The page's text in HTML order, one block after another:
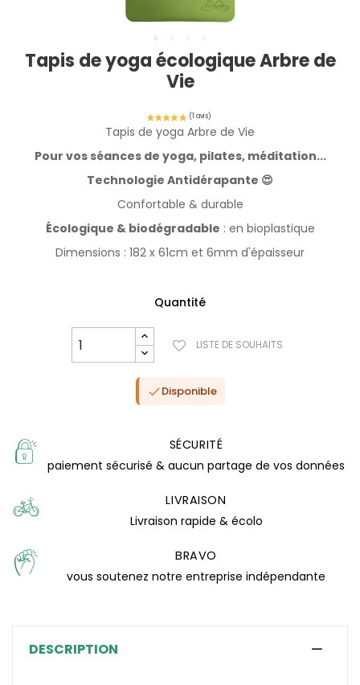
Tapis de yoga écologique Arbre de
Vie
Tapis de yoga Arbre de Vie
Pour vos séances de yoga, pilates, méditation...
Technologie Antidérapante 😍
Confortable & durable
Écologique & biodégradable : en bioplastique
Dimensions : 182 x 61cm et 6mm d'épaisseur
Quantité
LISTE DE SOUHAITS
Disponible
SÉCURITÉ
paiement sécurisé & aucun partage de vos données
LIVRAISON
Livraison rapide & écolo
BRAVO
vous soutenez notre entreprise indépendante
DESCRIPTION